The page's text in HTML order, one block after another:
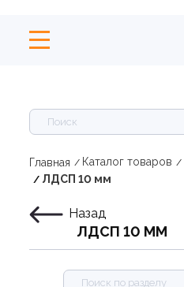
Главная Каталог товаров
ЛДСП 10 мм
Назад
ЛДСП 10 ММ